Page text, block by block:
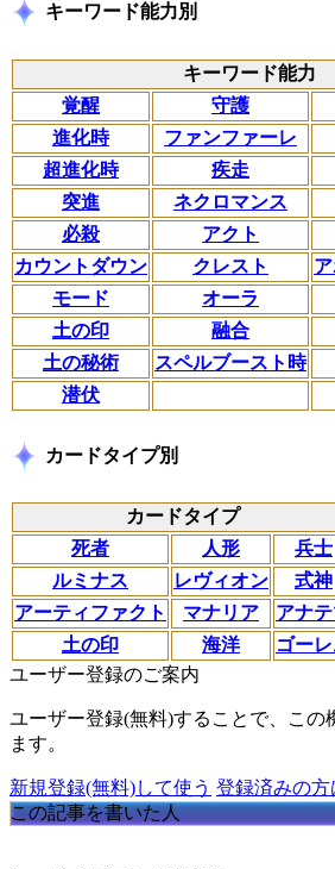
キーワード能力別
キーワード能力
覚醒
守護
進化時
ファンファーレ
超進化時
疾走
突進
ネクロマンス
必殺
アクト
カウントダウン
クレスト
モード
オーラ
土の印
融合
土の秘術
スペルブースト時
潜伏
カードタイプ別
カードタイプ
死者
人形
兵士
ルミナス
レヴィオン
式神
アーティファクト
マナリア
アナ
土の印
海洋
ゴー
ユーザー登録のご案内
ユーザー登録(無料)することで、この
ます。
新規登録(無料)して使う 登録済みの方
この記事を書いた人